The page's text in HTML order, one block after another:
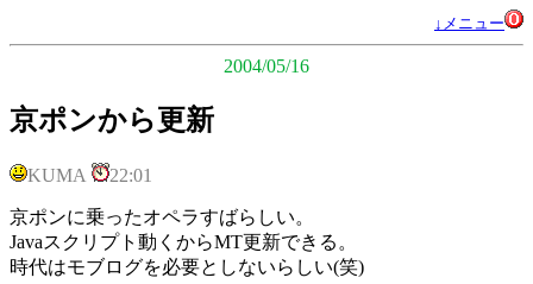
↓メニュー
2004/05/16
京ポンから更新
KUMA 22:01
京ポンに乗ったオペラすばらしい。
Javaスクリプト動くからMT更新できる。
時代はモブログを必要としないらしい(笑)